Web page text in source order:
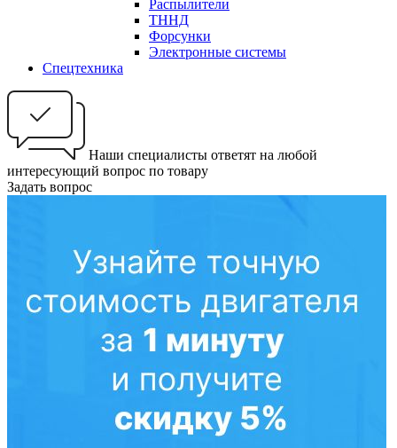
Распылители
ТННД
Форсунки
Электронные системы
Спецтехника
Наши специалисты ответят на любой
интересующий вопрос по товару
Задать вопрос